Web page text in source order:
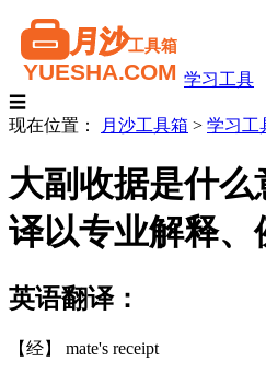
学习工具
☰
现在位置：
月沙工具箱 > 学习工
大副收据是什么
译以专业解释、
英语翻译：
【经】 mate's receipt